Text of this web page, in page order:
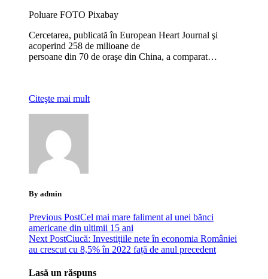
Poluare FOTO Pixabay
Cercetarea, publicată în European Heart Journal şi
acoperind 258 de milioane de
persoane din 70 de oraşe din China, a comparat…
Citeşte mai mult
By admin
Previous PostCel mai mare faliment al unei bănci
americane din ultimii 15 ani
Next PostCiucă: Investițiile nete în economia României
au crescut cu 8,5% în 2022 față de anul precedent
Lasă un răspuns